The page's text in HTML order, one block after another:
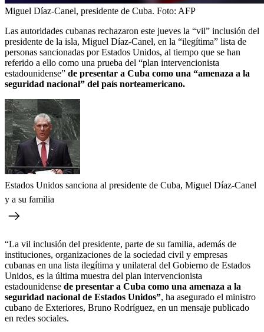
Miguel Díaz-Canel, presidente de Cuba. Foto: AFP
Las autoridades cubanas rechazaron este jueves la “vil” inclusión del
presidente de la isla, Miguel Díaz-Canel, en la “ilegítima” lista de
personas sancionadas por Estados Unidos, al tiempo que se han
referido a ello como una prueba del “plan intervencionista
estadounidense” de presentar a Cuba como una “amenaza a la
seguridad nacional” del país norteamericano.
Estados Unidos sanciona al presidente de Cuba, Miguel Díaz-Canel
y a su familia
“La vil inclusión del presidente, parte de su familia, además de
instituciones, organizaciones de la sociedad civil y empresas
cubanas en una lista ilegítima y unilateral del Gobierno de Estados
Unidos, es la última muestra del plan intervencionista
estadounidense de presentar a Cuba como una amenaza a la
seguridad nacional de Estados Unidos”, ha asegurado el ministro
cubano de Exteriores, Bruno Rodríguez, en un mensaje publicado
en redes sociales.